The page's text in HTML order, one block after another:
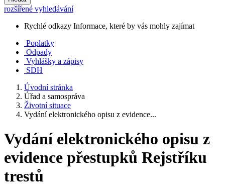
rozšířené vyhledávání
Rychlé odkazy Informace, které by vás mohly zajímat
Poplatky
Odpady
Vyhlášky a zápisy
SDH
Úvodní stránka
Úřad a samospráva
Životní situace
Vydání elektronického opisu z evidence...
Vydání elektronického opisu z
evidence přestupků Rejstříku
trestů